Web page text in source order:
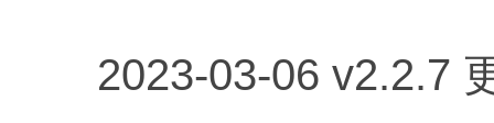
2023-03-06 v2.2.7